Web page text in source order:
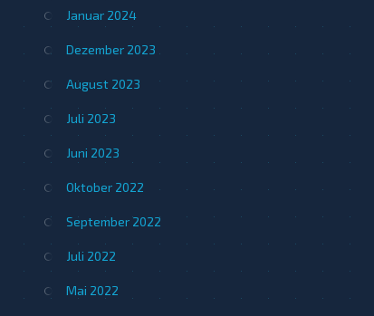
Januar 2024
Dezember 2023
August 2023
Juli 2023
Juni 2023
Oktober 2022
September 2022
Juli 2022
Mai 2022